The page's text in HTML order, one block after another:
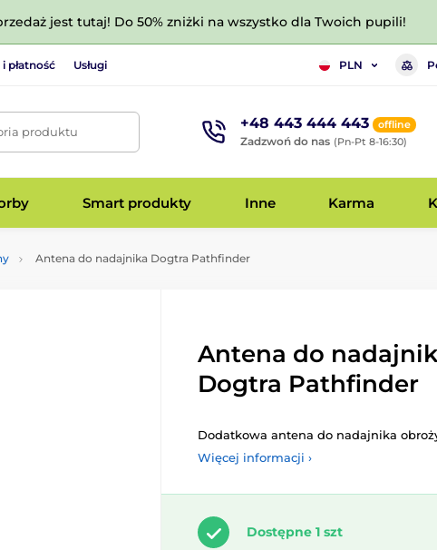
jest tutaj! Do 50% zniżki na wszystko dla Twoich pupili!
płatność Usługi PLN
produktu +48 443 444 443 offline
Zadzwoń do nas (Pn-Pt 8-16:30)
Smart produkty Inne Karma
Antena do nadajnika Dogtra Pathfinder
Antena do
Dogtra Pathfinder
Dodatkowa antena do nadajnika
Więcej informacji ›
Dostępne 1 szt